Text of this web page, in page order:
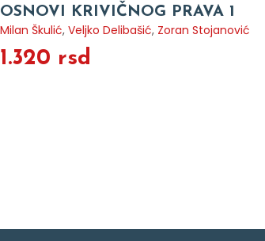
OSNOVI KRIVIČNOG PRAVA 1
Milan Škulić, Veljko Delibašić, Zoran Stojanović
1.320 rsd